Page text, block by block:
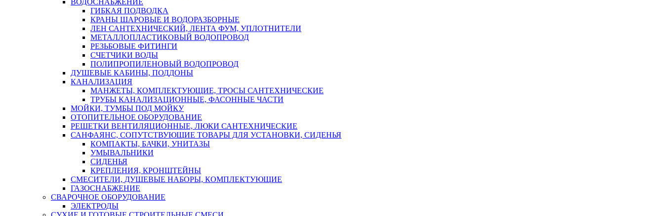
ВОДОСНАБЖЕНИЕ
ГИБКАЯ ПОДВОДКА
КРАНЫ ШАРОВЫЕ И ВОДОРАЗБОРНЫЕ
ЛЕН САНТЕХНИЧЕСКИЙ, ЛЕНТА ФУМ, УПЛОТНИТЕЛИ
МЕТАЛЛОПЛАСТИКОВЫЙ ВОДОПРОВОД
РЕЗЬБОВЫЕ ФИТИНГИ
СЧЕТЧИКИ ВОДЫ
ПОЛИПРОПИЛЕНОВЫЙ ВОДОПРОВОД
ДУШЕВЫЕ КАБИНЫ, ПОДДОНЫ
КАНАЛИЗАЦИЯ
МАНЖЕТЫ, КОМПЛЕКТУЮЩИЕ, ТРОСЫ САНТЕХНИЧЕСКИЕ
ТРУБЫ КАНАЛИЗАЦИОННЫЕ, ФАСОННЫЕ ЧАСТИ
МОЙКИ, ТУМБЫ ПОД МОЙКУ
ОТОПИТЕЛЬНОЕ ОБОРУДОВАНИЕ
РЕШЕТКИ ВЕНТИЛЯЦИОННЫЕ, ЛЮКИ САНТЕХНИЧЕСКИЕ
САНФАЯНС, СОПУТСТВУЮЩИЕ ТОВАРЫ ДЛЯ УСТАНОВКИ, СИДЕНЬЯ
КОМПАКТЫ, БАЧКИ, УНИТАЗЫ
УМЫВАЛЬНИКИ
СИДЕНЬЯ
КРЕПЛЕНИЯ, КРОНШТЕЙНЫ
СМЕСИТЕЛИ, ДУШЕВЫЕ НАБОРЫ, КОМПЛЕКТУЮЩИЕ
ГАЗОСНАБЖЕНИЕ
СВАРОЧНОЕ ОБОРУДОВАНИЕ
ЭЛЕКТРОДЫ